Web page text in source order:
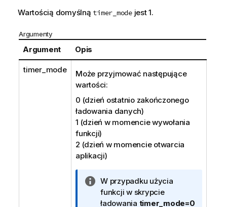
Wartością domyślną timer_modejest 1.
Argumenty
Argument Opis
timer_mode
Może przyjmować następujące
wartości:
0 (dzień ostatnio zakończonego
ładowania danych)
1 (dzień w momencie wywołania
funkcji)
2 (dzień w momencie otwarcia
aplikacji)
I
n
f
W przypadku użycia
funkcji w skrypcie
ładowania timer_mode=0